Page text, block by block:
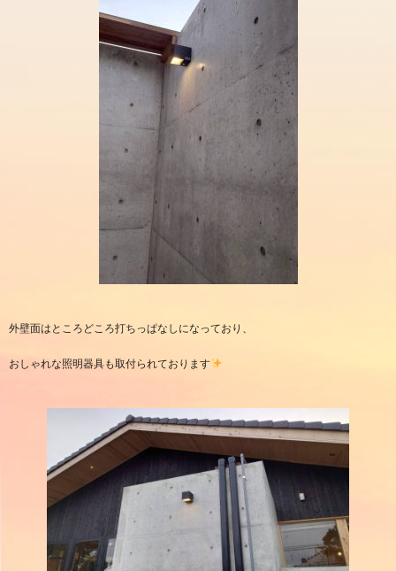
外壁面はところどころ打ちっぱなしになっており、
おしゃれな照明器具も取付られております